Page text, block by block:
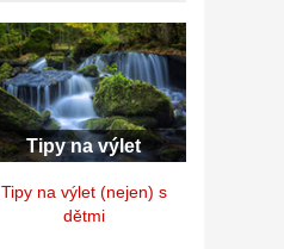
Tipy na výlet
Tipy na výlet (nejen) s
dětmi